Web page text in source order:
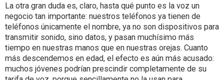
La otra gran duda es, claro, hasta qué punto es la voz un
negocio tan importante: nuestros teléfonos ya tienen de
teléfonos únicamente el nombre, ya no son dispositivos para
transmitir sonido, sino datos, y pasan muchísimo más
tiempo en nuestras manos que en nuestras orejas. Cuanto
más descendemos en edad, el efecto es aún más acusado:
muchos jóvenes podrían prescindir completamente de su